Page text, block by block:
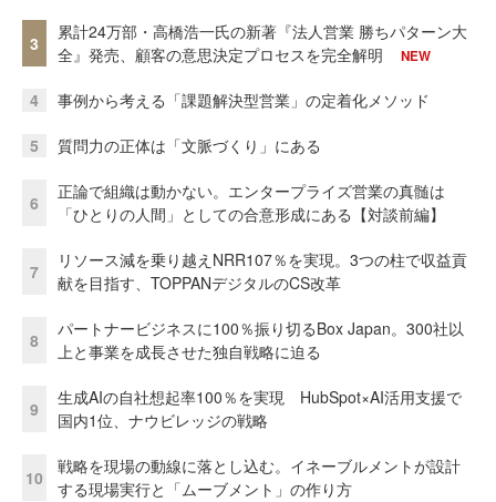
3
累計24万部・高橋浩一氏の新著『法人営業 勝ちパターン大
全』発売、顧客の意思決定プロセスを完全解明
NEW
4 事例から考える「課題解決型営業」の定着化メソッド
5 質問力の正体は「文脈づくり」にある
6
正論で組織は動かない。エンタープライズ営業の真髄は
「ひとりの人間」としての合意形成にある【対談前編】
7
リソース減を乗り越えNRR107％を実現。3つの柱で収益貢
献を目指す、TOPPANデジタルのCS改革
8
パートナービジネスに100％振り切るBox Japan。300社以
上と事業を成長させた独自戦略に迫る
9
生成AIの自社想起率100％を実現 HubSpot×AI活用支援で
国内1位、ナウビレッジの戦略
10
戦略を現場の動線に落とし込む。イネーブルメントが設計
する現場実行と「ムーブメント」の作り方